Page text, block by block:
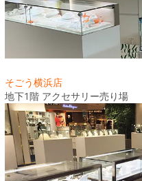
そごう横浜店
地下1階 アクセサリー売り場